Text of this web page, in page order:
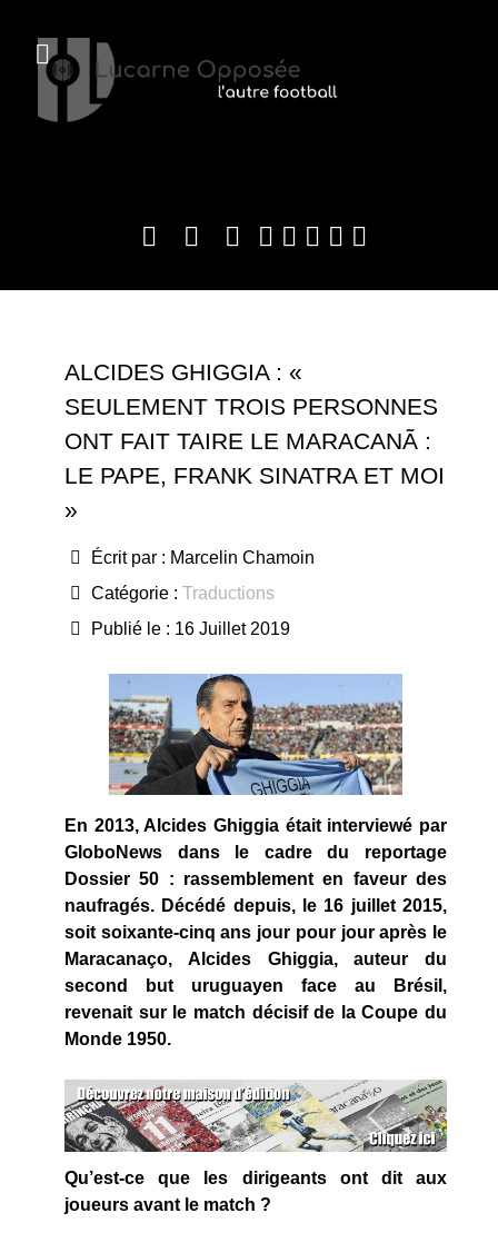
ALCIDES GHIGGIA : «
SEULEMENT TROIS PERSONNES
ONT FAIT TAIRE LE MARACANÃ :
LE PAPE, FRANK SINATRA ET MOI
»
Écrit par : Marcelin Chamoin
Catégorie : Traductions
Publié le : 16 Juillet 2019
En 2013, Alcides Ghiggia était interviewé par
GloboNews dans le cadre du reportage
Dossier 50 : rassemblement en faveur des
naufragés. Décédé depuis, le 16 juillet 2015,
soit soixante-cinq ans jour pour jour après le
Maracanaço, Alcides Ghiggia, auteur du
second but uruguayen face au Brésil,
revenait sur le match décisif de la Coupe du
Monde 1950.
Qu’est-ce que les dirigeants ont dit aux
joueurs avant le match ?